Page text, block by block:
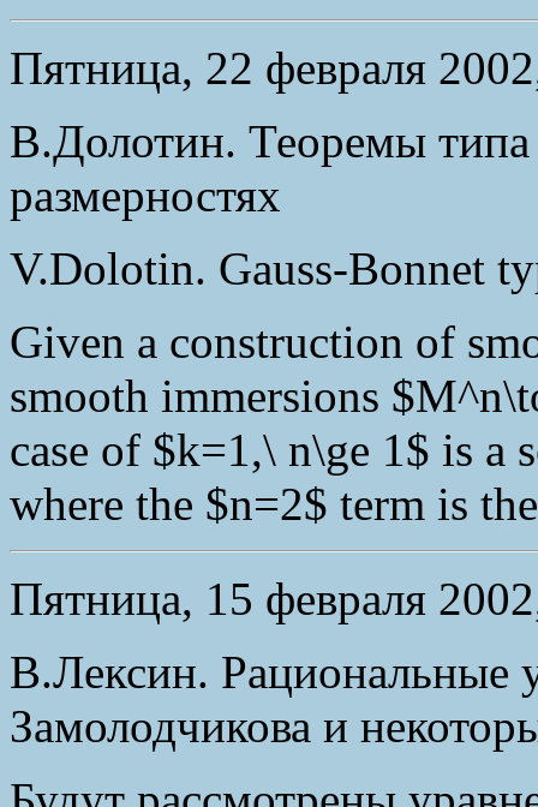
Пятница, 22 февраля
В.Долотин. Теоремы типа
размерностях
V.Dolotin. Gauss-Bonnet
Given a construction of
smooth immersions
case of $k=1,\ n\ge 1$ is a
where the $n=2$ term is
Пятница, 15 февраля
В.Лексин. Рациональные
Замолодчикова и